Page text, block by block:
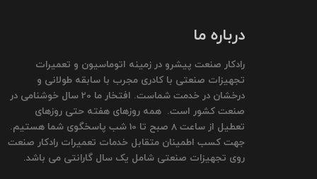
درباره ما
رادکار صنعت پیشرو در زمینه اتوماسیون و تعمیرات
تجهیزات صنعتی با کادری مجرب با سابقه طولانی و
درخشان در خدمت شماست. افتخار ما 20 سال خوشنامی در
صنعت کشور است. همه روزهای هفته حتی روزهای
تعطیل از ساعت 8 صبح تا 10 شب پاسخگوی شما هستیم.
جهت کسب اطمینان متقابل خدمات تعمیرات رادکار صنعت
روی تجهیزات صنعتی شامل یک سال گارانتی می باشد.